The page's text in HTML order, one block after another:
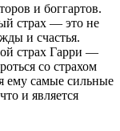
и боггартов.
страх — это не
и счастья.
страх Гарри —
со страхом
ему самые сильные
и является